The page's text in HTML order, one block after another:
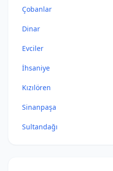
Çobanlar
Dinar
Evciler
İhsaniye
Kızılören
Sinanpaşa
Sultandağı